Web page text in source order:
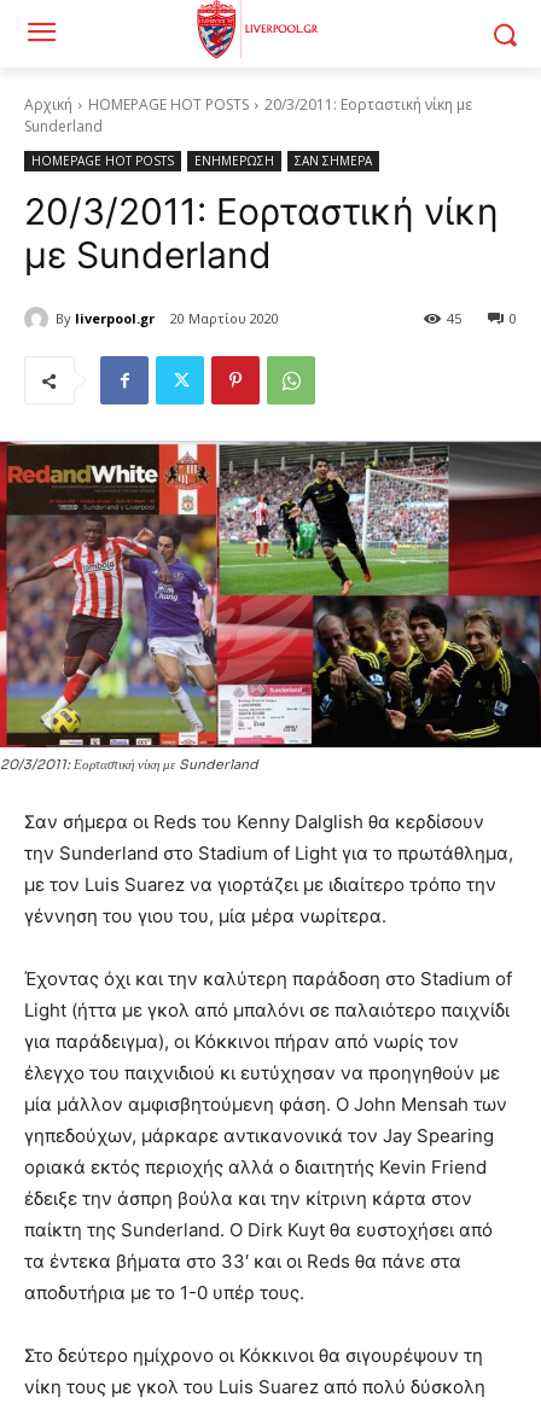
Αρχική HOMEPAGE HOT POSTS
20/3/2011: Εορταστική νίκη με
Sunderland
HOMEPAGE HOT POSTS ΕΝΗΜΕΡΩΣΗ ΣΑΝ ΣΗΜΕΡΑ
20/3/2011: Εορταστική νίκη
με Sunderland
By liverpool.gr 20 Μαρτίου 2020 0
45
20/3/2011: Εορταστική νίκη με Sunderland
Σαν σήμερα οι Reds του Kenny Dalglish θα κερδίσουν
την Sunderland στο Stadium of Light για το πρωτάθλημα,
με τον Luis Suarez να γιορτάζει με ιδιαίτερο τρόπο την
γέννηση του γιου του, μία μέρα νωρίτερα.
Έχοντας όχι και την καλύτερη παράδοση στο Stadium of
Light (ήττα με γκολ από μπαλόνι σε παλαιότερο παιχνίδι
για παράδειγμα), οι Κόκκινοι πήραν από νωρίς τον
έλεγχο του παιχνιδιού κι ευτύχησαν να προηγηθούν με
μία μάλλον αμφισβητούμενη φάση. Ο John Mensah των
γηπεδούχων, μάρκαρε αντικανονικά τον Jay Spearing
οριακά εκτός περιοχής αλλά ο διαιτητής Kevin Friend
έδειξε την άσπρη βούλα και την κίτρινη κάρτα στον
παίκτη της Sunderland. Ο Dirk Kuyt θα ευστοχήσει από
τα έντεκα βήματα στο 33′ και οι Reds θα πάνε στα
αποδυτήρια με το 1-0 υπέρ τους.
Στο δεύτερο ημίχρονο οι Κόκκινοι θα σιγουρέψουν τη
νίκη τους με γκολ του Luis Suarez από πολύ δύσκολη